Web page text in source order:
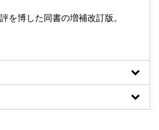
を博した同書の増補改訂版。